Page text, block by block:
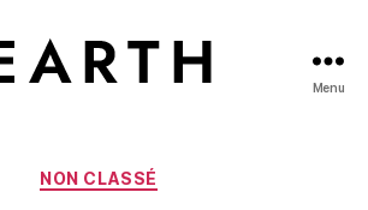
Menu
Categories
NON CLASSÉ